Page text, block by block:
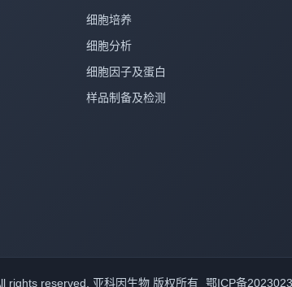
细胞培养
细胞分析
细胞因子及蛋白
样品制备及检测
rights reserved. 亚科因生物 版权所有 鄂ICP备